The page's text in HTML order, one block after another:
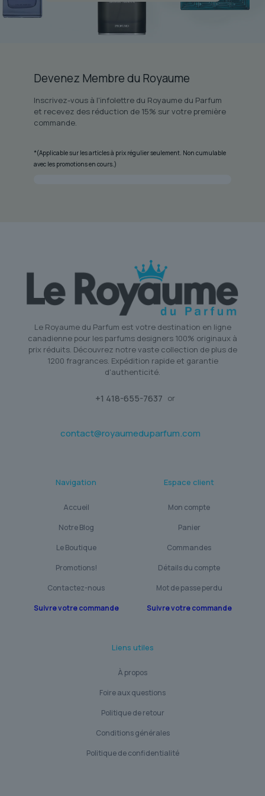
Devenez Membre du Royaume
Inscrivez-vous à l'infolettre du Royaume du Parfum
et recevez des réduction de 15% sur votre première
commande.
*(Applicable sur les articles à prix régulier seulement. Non cumulable
avec les promotions en cours.)
Le Royaume du Parfum est votre destination en ligne
canadienne pour les parfums designers 100% originaux à
prix réduits. Découvrez notre vaste collection de plus de
1200 fragrances. Expédition rapide et garantie
d'authenticité.
+1 418-655-7637 or
contact@royaumeduparfum.com
Navigation
Accueil
Notre Blog
Le Boutique
Promotions!
Contactez-nous
Suivre votre commande
Espace client
Mon compte
Panier
Commandes
Détails du compte
Mot de passe perdu
Suivre votre commande
Liens utiles
À propos
Foire aux questions
Politique de retour
Conditions générales
Politique de confidentialité